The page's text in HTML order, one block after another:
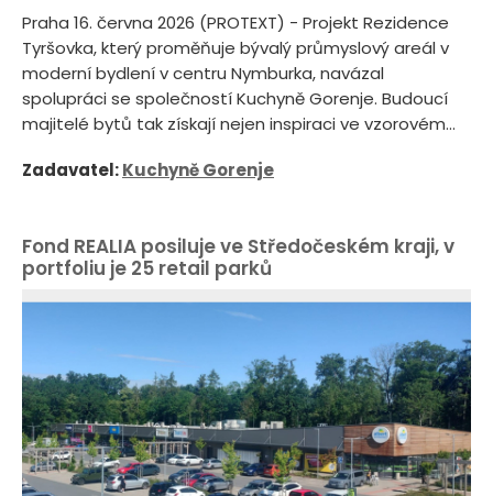
Praha 16. června 2026 (PROTEXT) - Projekt Rezidence
Tyršovka, který proměňuje bývalý průmyslový areál v
moderní bydlení v centru Nymburka, navázal
spolupráci se společností Kuchyně Gorenje. Budoucí
majitelé bytů tak získají nejen inspiraci ve vzorovém...
Zadavatel:Kuchyně Gorenje
Fond REALIA posiluje ve Středočeském kraji, v
portfoliu je 25 retail parků